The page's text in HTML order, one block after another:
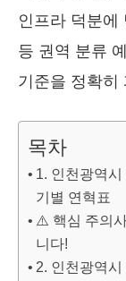
인프라 덕분에
등 권역 분류
기준을 정확히
목차
1. 인천광역
기별 연혁표
⚠️ 핵심 주의
니다!
2. 인천광역